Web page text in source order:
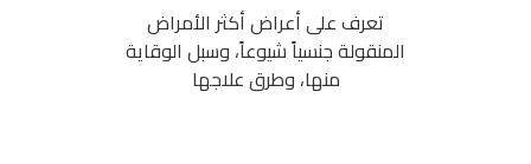
تعرف على أعراض أكثر الأمراض
المنقولة جنسياً شيوعاً، وسبل الوقاية
منها، وطرق علاجها